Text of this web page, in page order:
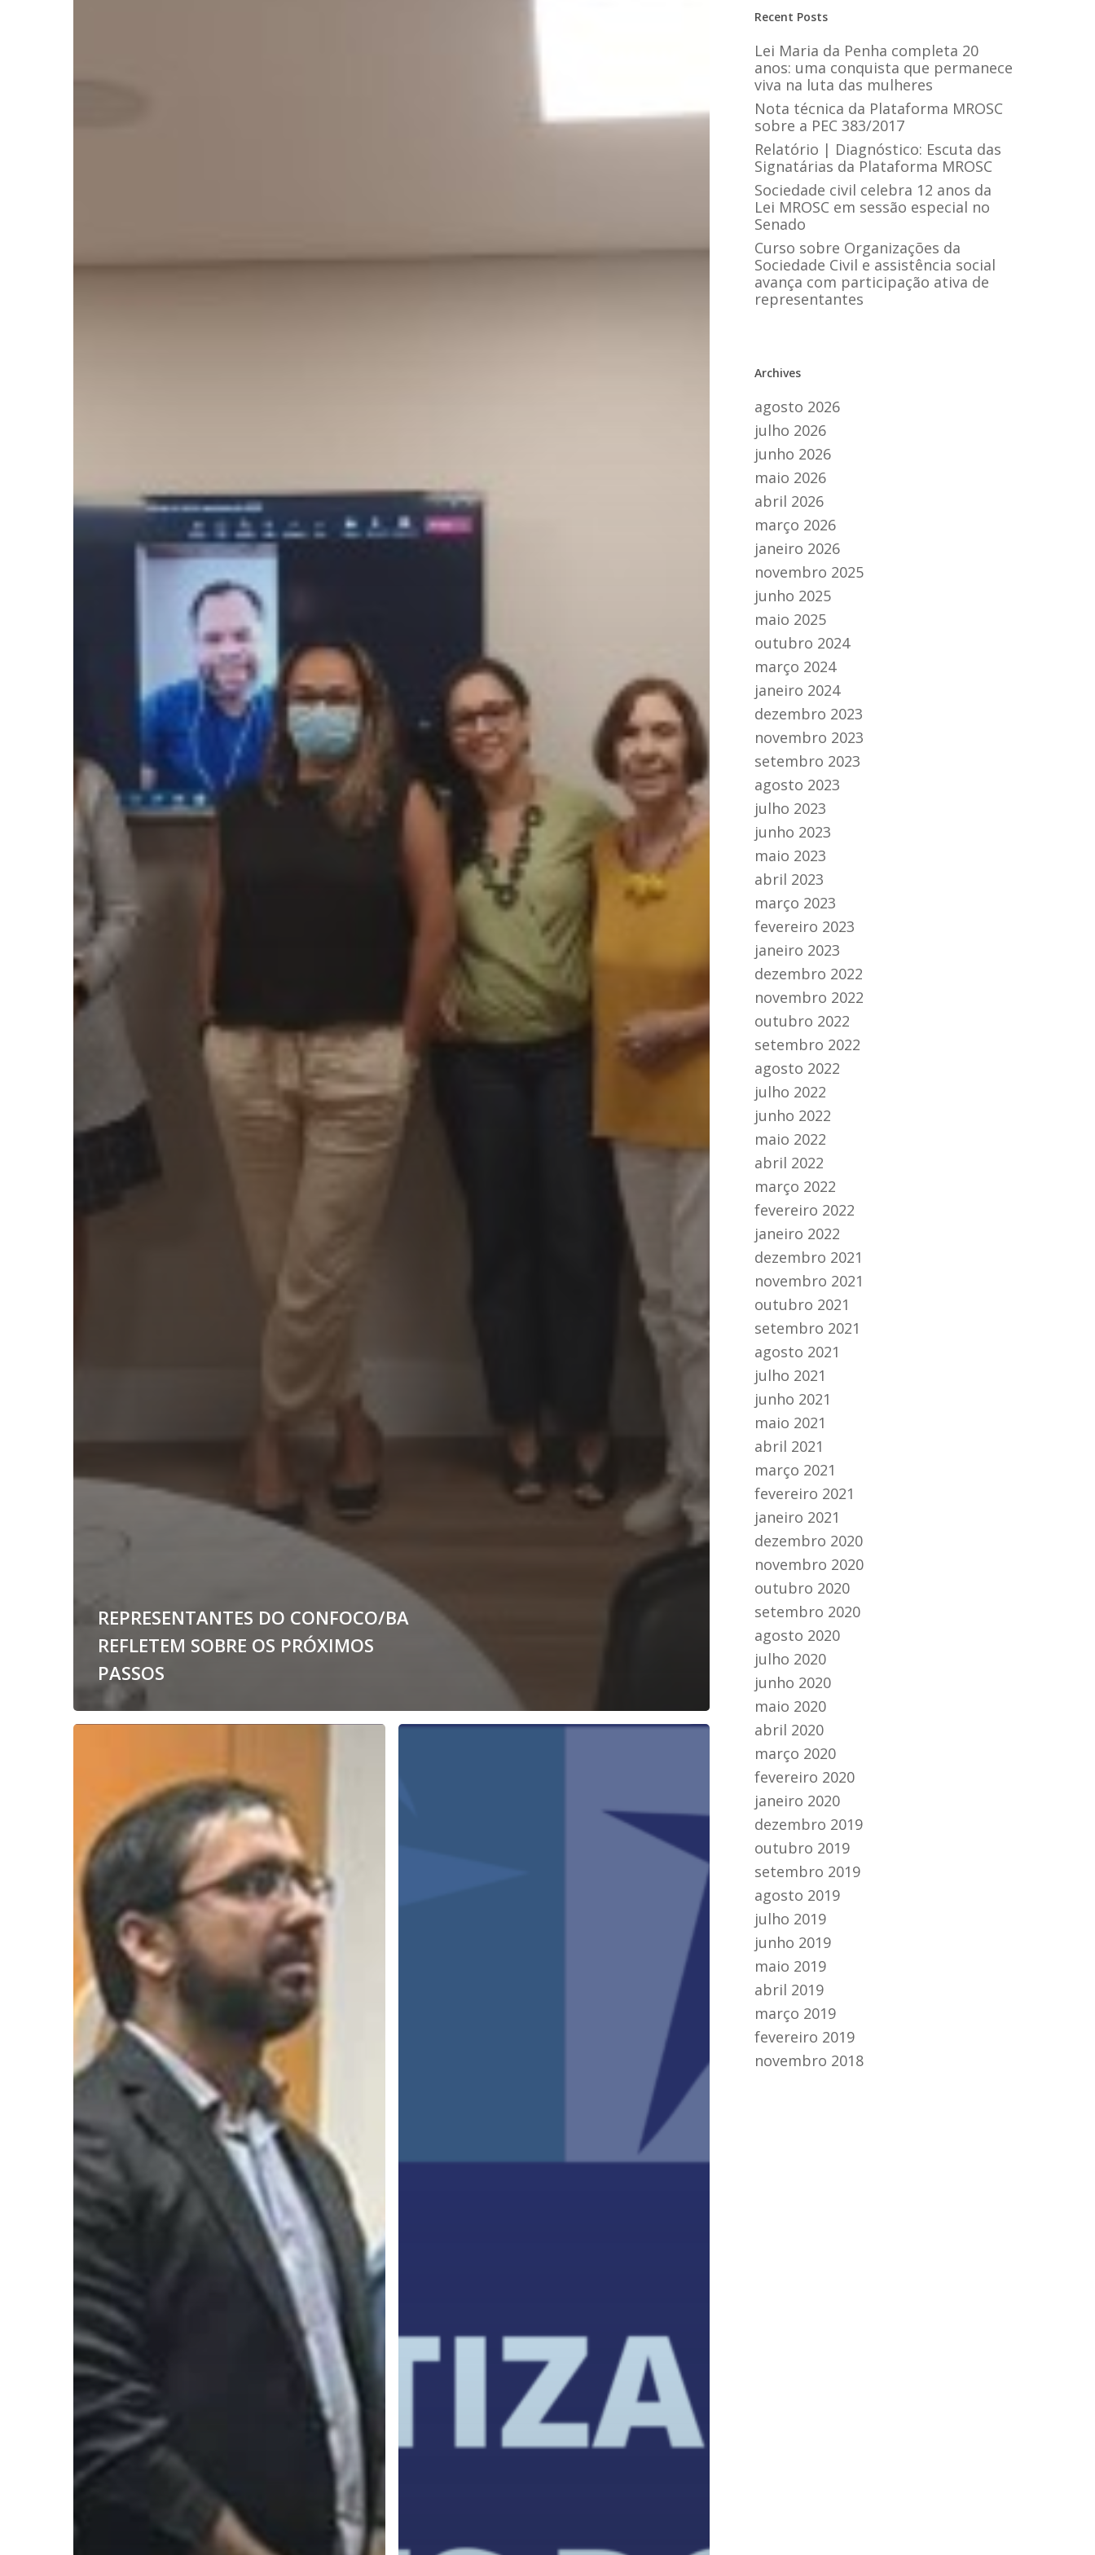
REPRESENTANTES DO CONFOCO/BA
REFLETEM SOBRE OS PRÓXIMOS
PASSOS
Recent Posts
Lei Maria da Penha completa 20
anos: uma conquista que permanece
viva na luta das mulheres
Nota técnica da Plataforma MROSC
sobre a PEC 383/2017
Relatório | Diagnóstico: Escuta das
Signatárias da Plataforma MROSC
Sociedade civil celebra 12 anos da
Lei MROSC em sessão especial no
Senado
Curso sobre Organizações da
Sociedade Civil e assistência social
avança com participação ativa de
representantes
Archives
agosto 2026
julho 2026
junho 2026
maio 2026
abril 2026
março 2026
janeiro 2026
novembro 2025
junho 2025
maio 2025
outubro 2024
março 2024
janeiro 2024
dezembro 2023
novembro 2023
setembro 2023
agosto 2023
julho 2023
junho 2023
maio 2023
abril 2023
março 2023
fevereiro 2023
janeiro 2023
dezembro 2022
novembro 2022
outubro 2022
setembro 2022
agosto 2022
julho 2022
junho 2022
maio 2022
abril 2022
março 2022
fevereiro 2022
janeiro 2022
dezembro 2021
novembro 2021
outubro 2021
setembro 2021
agosto 2021
julho 2021
junho 2021
maio 2021
abril 2021
março 2021
fevereiro 2021
janeiro 2021
dezembro 2020
novembro 2020
outubro 2020
setembro 2020
agosto 2020
julho 2020
junho 2020
maio 2020
abril 2020
março 2020
fevereiro 2020
janeiro 2020
dezembro 2019
outubro 2019
setembro 2019
agosto 2019
julho 2019
junho 2019
maio 2019
abril 2019
março 2019
fevereiro 2019
novembro 2018